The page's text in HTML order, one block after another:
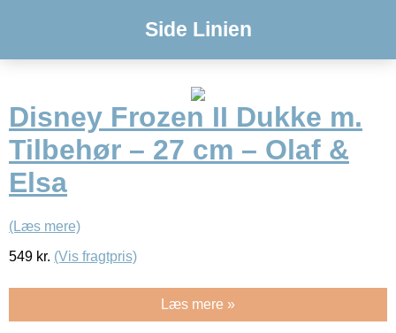
Side Linien
Disney Frozen II Dukke m.
Tilbehør – 27 cm – Olaf &
Elsa
(Læs mere)
549 kr. (Vis fragtpris)
Læs mere »